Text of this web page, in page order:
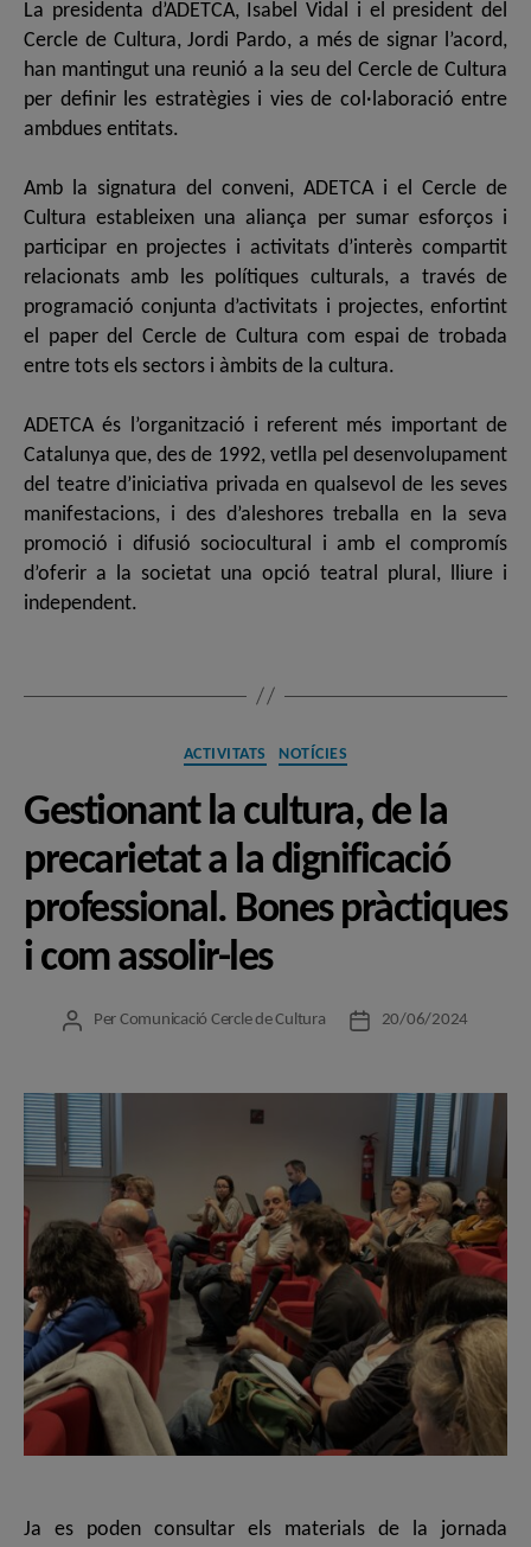
La presidenta d’ADETCA, Isabel Vidal i el president del
Cercle de Cultura, Jordi Pardo, a més de signar l’acord,
han mantingut una reunió a la seu del Cercle de Cultura
per definir les estratègies i vies de col·laboració entre
ambdues entitats.
Amb la signatura del conveni, ADETCA i el Cercle de
Cultura estableixen una aliança per sumar esforços i
participar en projectes i activitats d’interès compartit
relacionats amb les polítiques culturals, a través de
programació conjunta d’activitats i projectes, enfortint
el paper del Cercle de Cultura com espai de trobada
entre tots els sectors i àmbits de la cultura.
ADETCA és l’organització i referent més important de
Catalunya que, des de 1992, vetlla pel desenvolupament
del teatre d’iniciativa privada en qualsevol de les seves
manifestacions, i des d’aleshores treballa en la seva
promoció i difusió sociocultural i amb el compromís
d’oferir a la societat una opció teatral plural, lliure i
independent.
Categories
ACTIVITATS NOTÍCIES
Gestionant la cultura, de la
precarietat a la dignificació
professional. Bones pràctiques
i com assolir-les
Autor
Per Comunicació Cercle de Cultura
Data20/06/2024
Ja es poden consultar els materials de la jornada